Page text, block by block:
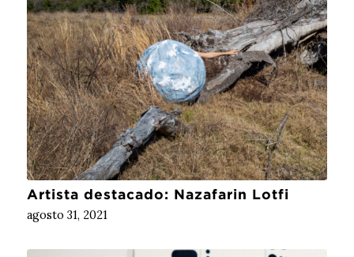
Artista destacado: Nazafarin Lotfi
agosto 31, 2021